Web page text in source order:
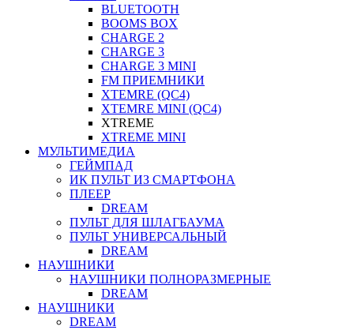
BLUETOOTH
BOOMS BOX
CHARGE 2
CHARGE 3
CHARGE 3 MINI
FM ПРИЕМНИКИ
XTEMRE (QC4)
XTEMRE MINI (QC4)
XTREME
XTREME MINI
МУЛЬТИМЕДИА
ГЕЙМПАД
ИК ПУЛЬТ ИЗ СМАРТФОНА
ПЛЕЕР
DREAM
ПУЛЬТ ДЛЯ ШЛАГБАУМА
ПУЛЬТ УНИВЕРСАЛЬНЫЙ
DREAM
НАУШНИКИ
НАУШНИКИ ПОЛНОРАЗМЕРНЫЕ
DREAM
НАУШНИКИ
DREAM